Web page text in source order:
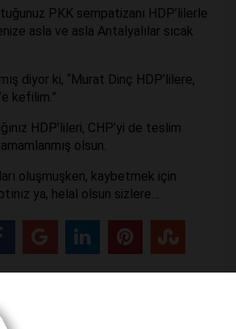
PKK sempatizanı HDP’lilerle
asla ve asla Antalyalılar sıcak
diyor ki, “Murat Dinç HDP’lilere,
kefilim.”
HDP’lileri, CHP’yi de teslim
olsun.
oluşmuşken, kaybetmek için
ya, helal olsun sizlere…